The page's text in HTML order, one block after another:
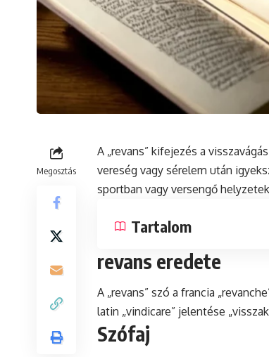
Megosztás
A „revans” kifejezés a
vereség vagy sérelem után
sportban vagy versengő
Tartalom
revans eredete
A „revans” szó a francia
latin „vindicare” jelentése
Szófaj